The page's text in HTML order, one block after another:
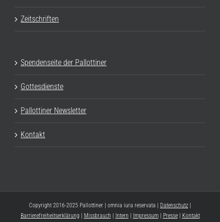
Zeitschriften
Spendenseite der Pallottiner
Gottesdienste
Pallottiner Newsletter
Kontakt
Copyright 2016-2025 Pallottiner | omnia iura reservata | Datenschutz
Barrierefreiheitserklärung
Missbrauch Intern Impressum| Presse| Kontakt